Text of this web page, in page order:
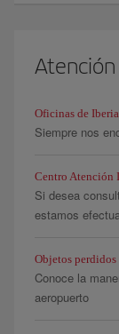
Oficinas de Iberia
Siempre nos
Centro Atención
Si desea
estamos
Objetos perdidos
Conoce la
aeropuerto